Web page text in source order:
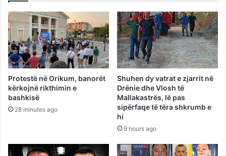
Protestë në Orikum, banorët
kërkojnë rikthimin e
bashkisë
28 minutes ago
Shuhen dy vatrat e zjarrit në
Drënie dhe Vlosh të
Mallakastrës, lë pas
sipërfaqe të tëra shkrumb e
hi
9 hours ago